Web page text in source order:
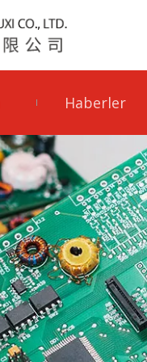
Haberler